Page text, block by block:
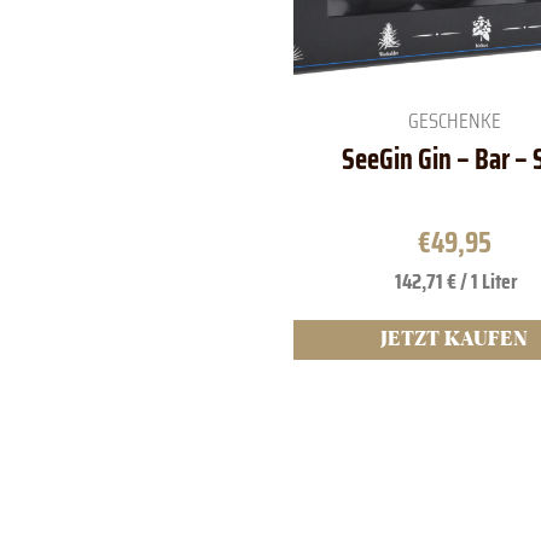
GESCHENKE
SeeGin Gin – Bar –
€49,95
142,71 € / 1 Liter
JETZT KAUFEN